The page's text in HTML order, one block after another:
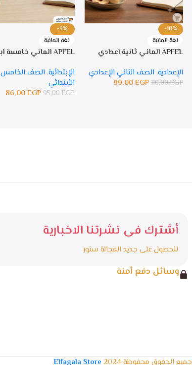
-10%
لغة المانية
APFEL الماني ثانية اعدادي
الإعدادية, الصف الثاني الإعدادي
110,00EGP
99,00EGP
-9%
لغة المانية
APFEL الماني خامسة ابتدائي
الإبتدائية, الصف الخامس
الأبتدائي
95,00EGP
86,00EGP
أشترك فى نشرتنا الاخبارية
للحصول على جديد الفجالة ستور
وسائل دفع أمنة
جميع الحقوق محفوظة 2024 Elfagala Store
.